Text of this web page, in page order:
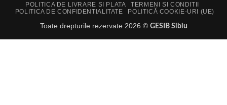
POLITICA DE LIVRARE SI PLATA
TERMENI SI CONDITII
POLITICA DE CONFIDENTIALITATE
POLITICĂ COOKIE-URI (UE)
Toate drepturile rezervate 2026 © GESIB Sibiu